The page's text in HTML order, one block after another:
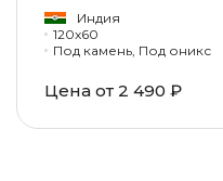
Индия
120x60
Под камень, Под оникс
Цена от 2 490 ₽